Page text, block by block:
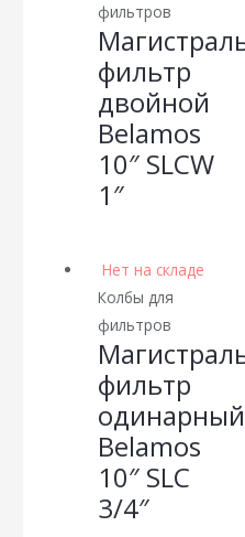
фильтров
фильтр
двойной
Belamos
10″ SLCW
1″
Нет на складе
Колбы для
фильтров
фильтр
одинарный
Belamos
10″ SLC
3/4″